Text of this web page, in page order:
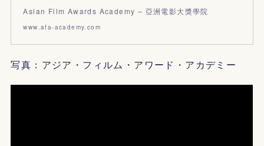
Asian Film Awards Academy – 亞洲電影大獎學院
www.afa-academy.com
写真：アジア・フィルム・アワード・アカデミー